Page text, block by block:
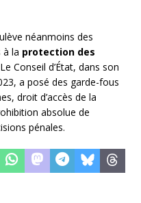
néanmoins des
à la protection des
Conseil d’État, dans son
a posé des garde-fous
droit d’accès de la
absolue de
pénales.